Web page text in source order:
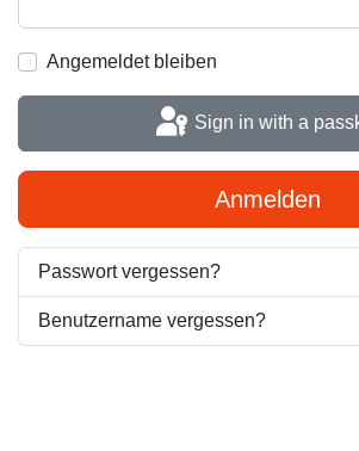
Angemeldet bleiben
Sign in with a
Anmelden
Passwort vergessen?
Benutzername vergessen?